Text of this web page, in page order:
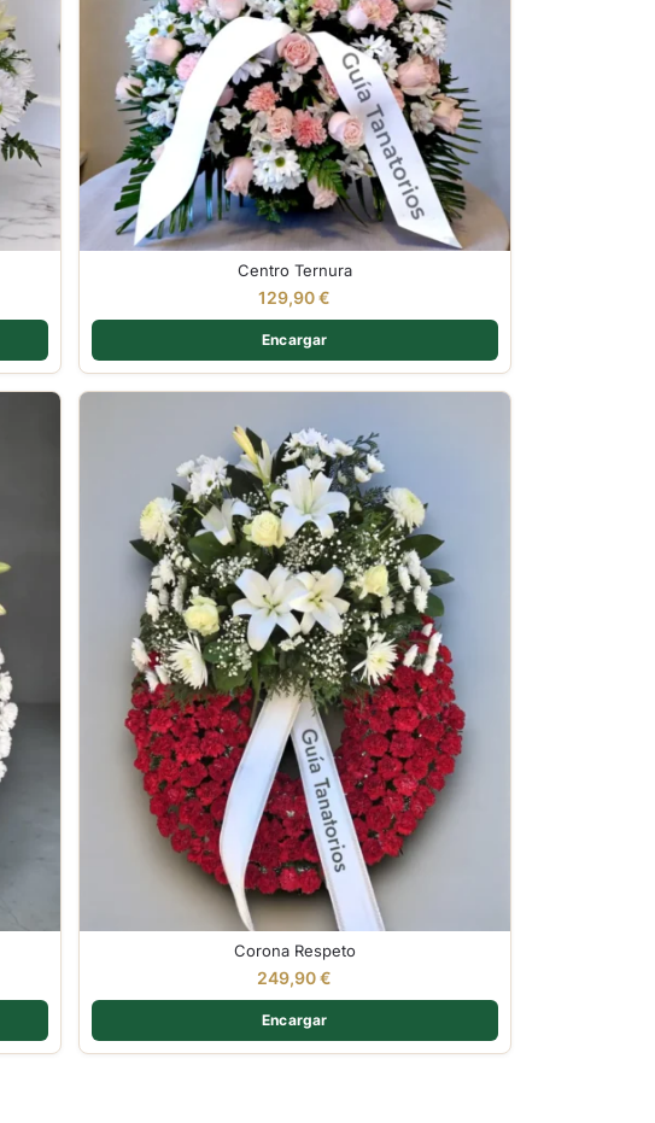
Centro Ternura
129,90€
Encargar
Corona Respeto
249,90€
Encargar